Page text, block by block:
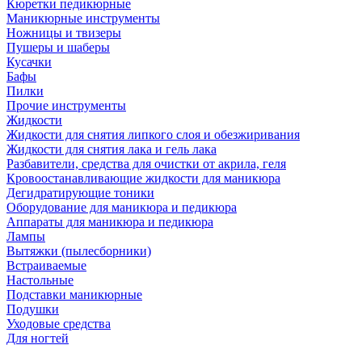
Кюретки педикюрные
Маникюрные инструменты
Ножницы и твизеры
Пушеры и шаберы
Кусачки
Бафы
Пилки
Прочие инструменты
Жидкости
Жидкости для снятия липкого слоя и обезжиривания
Жидкости для снятия лака и гель лака
Разбавители, средства для очистки от акрила, геля
Кровоостанавливающие жидкости для маникюра
Дегидратирующие тоники
Оборудование для маникюра и педикюра
Аппараты для маникюра и педикюра
Лампы
Вытяжки (пылесборники)
Встраиваемые
Настольные
Подставки маникюрные
Подушки
Уходовые средства
Для ногтей